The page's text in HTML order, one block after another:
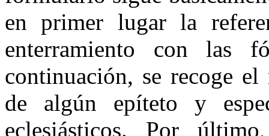
en primer lugar la
enterramiento con las
continuación, se recoge
de algún epíteto y
eclesiásticos. Por